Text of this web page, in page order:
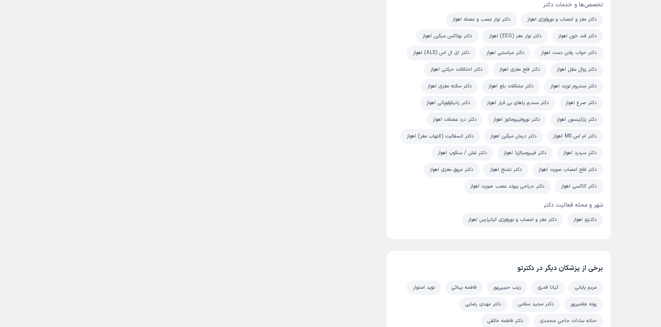
تخصص‌ها و خدمات دکتر
دکتر مغز و اعصاب و نورولوژی اهواز دکتر نوار عصب و عضله اهواز
دکتر قند خون اهواز دکتر نوار مغز (EEG) اهواز دکتر بوتاکس میگرن اهواز
دکتر خواب رفتن دست اهواز دکتر میاستنی اهواز دکتر ای ال اس (ALS) اهواز
دکتر زوال عقل اهواز دکتر فلج مغزی اهواز دکتر اختلالات حرکتی اهواز
دکتر سندروم تورت اهواز دکتر مشکلات بلع اهواز دکتر سکته مغزی اهواز
دکتر صرع اهواز دکتر سندرم پاهای بی قرار اهواز دکتر رادیکولوپاتی اهواز
دکتر پارکینسون اهواز دکتر نوروفیبروماتوز اهواز دکتر درد عضلات اهواز
دکتر ام اس MS اهواز دکتر درمان میگرن اهواز دکتر انسفالیت (التهاب مغز) اهواز
دکتر سردرد اهواز دکتر فیبرومیالژیا اهواز دکتر غش / سنکوپ اهواز
دکتر فلج اعصاب صورت اهواز دکتر تشنج اهواز دکتر عروق مغزی اهواز
دکتر آتاکسی اهواز دکتر جراحی پیوند عصب صورت اهواز
شهر و محله فعالیت دکتر
دکترتو اهواز دکتر مغز و اعصاب و نورولوژی کیانپارس اهواز
برخی از پزشکان دیگر در دکترتو
مریم پایانی کیانا قمری زینب حبیبی‌پور فاطمه بینائی نوید استوار
پونه علامیرپور دکتر مجید سلامی دکتر مهدی رضایی
حنانه سادات حاجی محمدی دکتر فاطمه خالقی